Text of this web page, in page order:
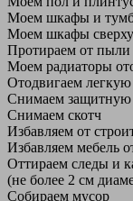
Моем шкафы и
Моем шкафы сверху
Протираем от
Моем радиаторы
Отодвигаем
Снимаем защитную
Снимаем скотч
Избавляем от
Избавляем мебель
Оттираем следы и
(не более 2 см
Собираем мусор